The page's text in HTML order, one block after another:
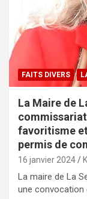
FAITS DIVERS
La Maire de
favoritisme
permis de
16 janvier 2024
La maire de La
une convocation